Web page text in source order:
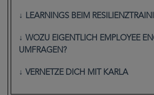
LEARNINGS BEIM
WOZU EIGENTLICH EMPLOYEE
UMFRAGEN?
VERNETZE DICH MIT KARLA